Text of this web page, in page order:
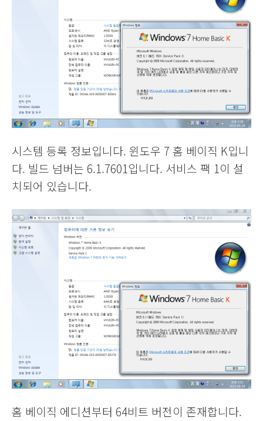
시스템 등록 정보입니다. 윈도우 7 홈 베이직 K입니
다. 빌드 넘버는 6.1.7601입니다. 서비스 팩 1이 설
치되어 있습니다.
홈 베이직 에디션부터 64비트 버전이 존재합니다.